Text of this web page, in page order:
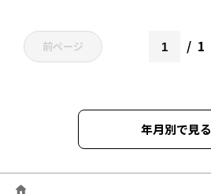
前ページ 1
年月別で見る
2026年06月